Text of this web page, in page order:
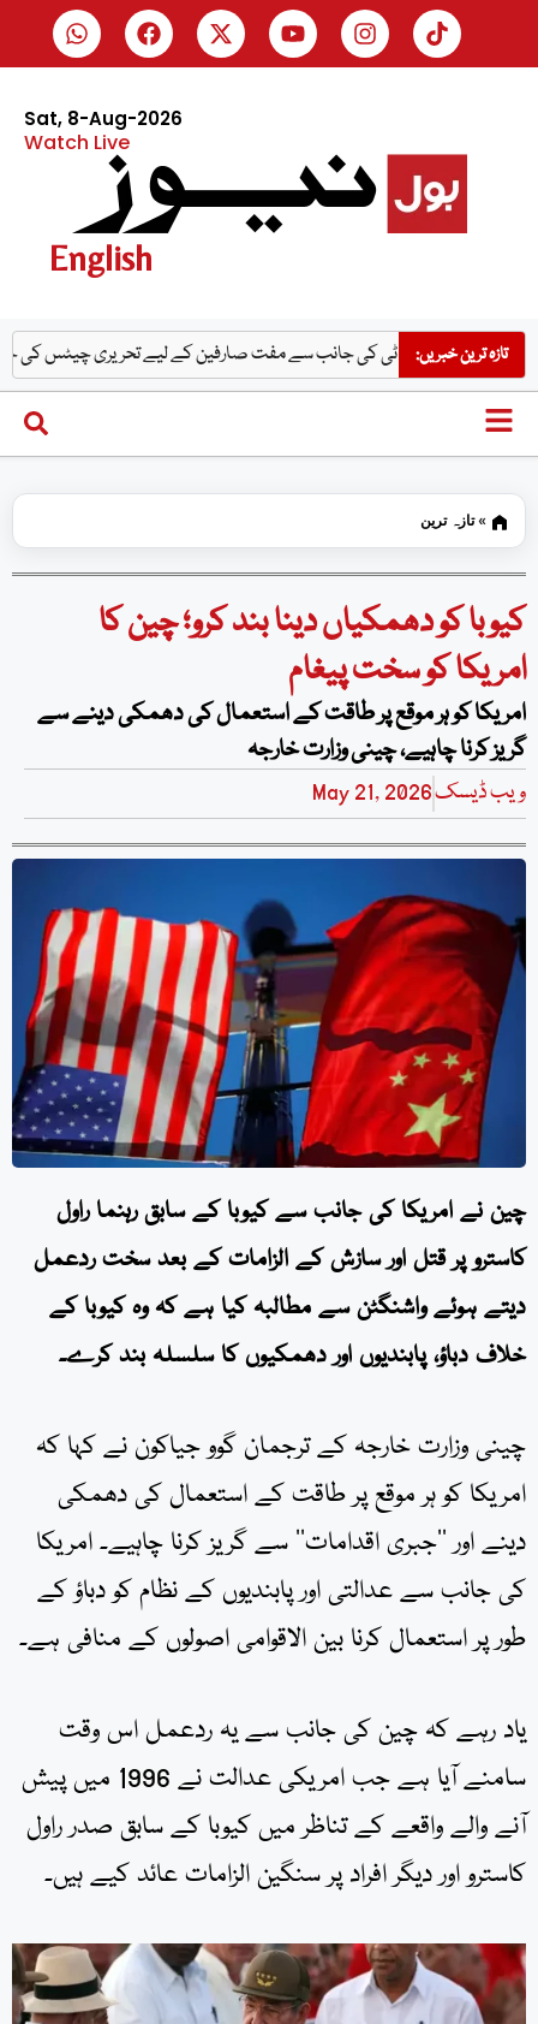
Sat, 8-Aug-2026
Watch Live
English
تازہ ترین خبریں:
پی ٹی کی جانب سے مفت صارفین کے لیے تحریری چیٹس کی حد ختم کرنے کا
»تازہ ترین
کیوبا کو دھمکیاں دینا بند کرو؛ چین کا
امریکا کو سخت پیغام
امریکا کو ہر موقع پر طاقت کے استعمال کی دھمکی دینے سے
گریز کرنا چاہیے، چینی وزارت خارجہ
ویب ڈیسکMay 21, 2026
چین نے امریکا کی جانب سے کیوبا کے سابق رہنما راول
کاسترو پر قتل اور سازش کے الزامات کے بعد سخت ردعمل
دیتے ہوئے واشنگٹن سے مطالبہ کیا ہے کہ وہ کیوبا کے
خلاف دباؤ، پابندیوں اور دھمکیوں کا سلسلہ بند کرے۔
چینی وزارت خارجہ کے ترجمان گوو جیاکون نے کہا کہ
امریکا کو ہر موقع پر طاقت کے استعمال کی دھمکی
دینے اور ’’جبری اقدامات‘‘ سے گریز کرنا چاہیے۔ امریکا
کی جانب سے عدالتی اور پابندیوں کے نظام کو دباؤ کے
طور پر استعمال کرنا بین الاقوامی اصولوں کے منافی ہے۔
یاد رہے کہ چین کی جانب سے یہ ردعمل اس وقت
سامنے آیا ہے جب امریکی عدالت نے 1996 میں پیش
آنے والے واقعے کے تناظر میں کیوبا کے سابق صدر راول
کاسترو اور دیگر افراد پر سنگین الزامات عائد کیے ہیں۔